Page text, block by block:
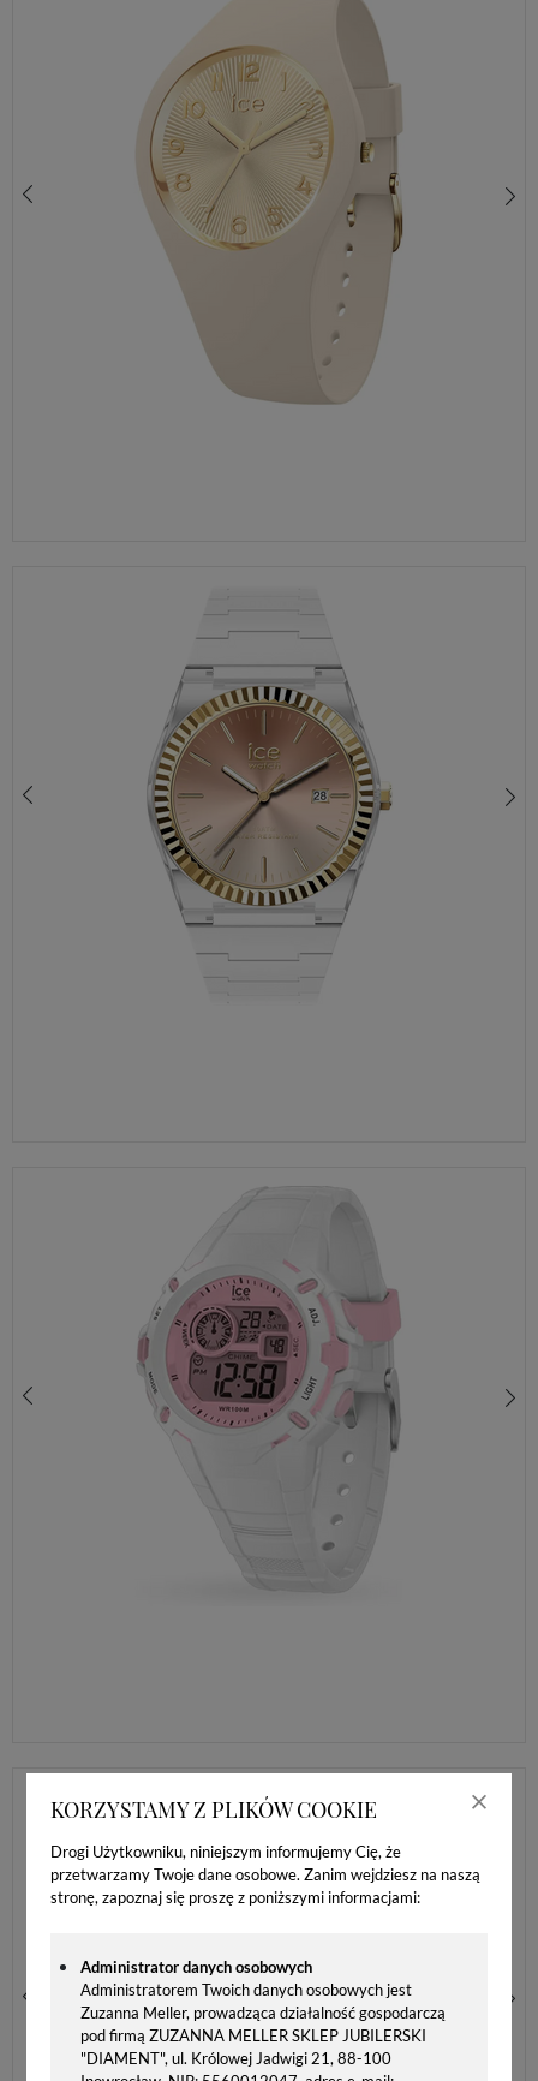
KORZYSTAMY Z PLIKÓW COOKIE
Drogi Użytkowniku, niniejszym informujemy Cię, że
przetwarzamy Twoje dane osobowe. Zanim wejdziesz na naszą
stronę, zapoznaj się proszę z poniższymi informacjami:
Administrator danych osobowych
Administratorem Twoich danych osobowych jest
Zuzanna Meller, prowadząca działalność gospodarczą
pod firmą ZUZANNA MELLER SKLEP JUBILERSKI
"DIAMENT", ul. Królowej Jadwigi 21, 88-100
490,00 zł
ZEGAREK ICE-WATCH ICE CHAMPAGNE NUMBERS 025251 DAMSKI ZEGAREK BEŻOWY
460,00 zł
ZEGAREK ICE-WATCH ICE POWER 024773 ZEGAREK DAMSKI BIAŁY BEŻOWA TARCZA
460,00 zł
240,00 zł